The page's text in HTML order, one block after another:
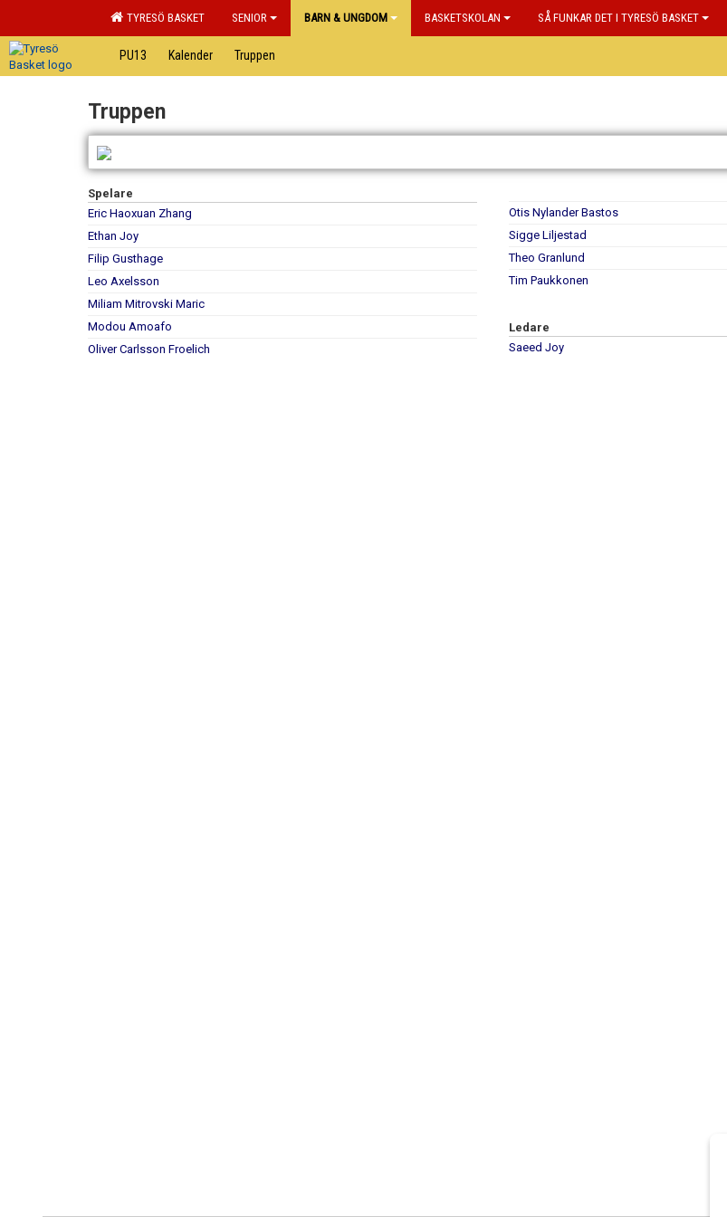
TYRESÖ BASKET SENIOR BARN & UNGDOM BASKETSKOLAN SÅ FUNKAR DET I TYRESÖ BASKET
PU13 Kalender Truppen
Truppen
Spelare
Eric Haoxuan Zhang
Ethan Joy
Filip Gusthage
Leo Axelsson
Miliam Mitrovski Maric
Modou Amoafo
Oliver Carlsson Froelich
Otis Nylander Bastos
Sigge Liljestad
Theo Granlund
Tim Paukkonen
Ledare
Saeed Joy